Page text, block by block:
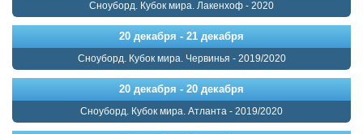
Сноуборд. Кубок мира. Лакенхоф - 2020
20 декабря - 21 декабря
Сноуборд. Кубок мира. Червинья - 2019/2020
20 декабря - 20 декабря
Сноуборд. Кубок мира. Атланта - 2019/2020